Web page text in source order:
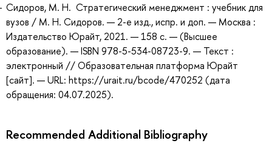
Сидоров, М. Н. Стратегический менеджмент : учебник для
вузов / М. Н. Сидоров. — 2-е изд., испр. и доп. — Москва :
Издательство Юрайт, 2021. — 158 с. — (Высшее
образование). — ISBN 978-5-534-08723-9. — Текст :
электронный // Образовательная платформа Юрайт
[сайт]. — URL: https://urait.ru/bcode/470252 (дата
обращения: 04.07.2025).
Recommended Additional Bibliography